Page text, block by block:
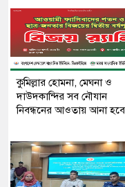
কুমিল্লার হোমনা, মেঘনা ও
দাউদকান্দির সব নৌযান
নিবন্ধনের আওতায় আনা